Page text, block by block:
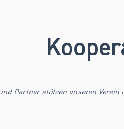
Partner stützen unseren